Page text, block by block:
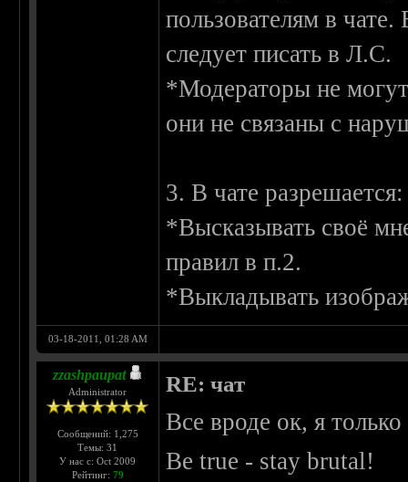
пользователям в
следует писать в Л.С.
*Модераторы не могут
они не связаны с
3. В чате разрешается:
*Высказывать своё
правил в п.2.
*Выкладывать
03-18-2011, 01:28 AM
zzashpaupat
Administrator
Сообщений: 1,275
Темы: 31
У нас с: Oct 2009
Рейтинг: 79
RE: чат
Все вроде ок, я только
Be true - stay brutal!